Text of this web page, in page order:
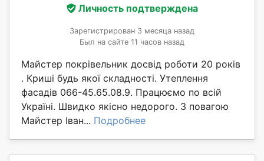
Личность подтверждена
Зарегистрирован 3 месяца назад
Был на сайте 11 часов назад
Майстер покрівельник досвід роботи 20 років
. Криші будь якої складності. Утеплення
фасадів 066-45.65.08.9. Працюємо по всій
Україні. Швидко якісно недорого. З повагою
Майстер Іван... Подробнее